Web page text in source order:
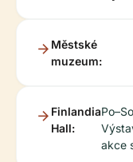
Městské
muzeum:
Finlandia
Hall:
akce